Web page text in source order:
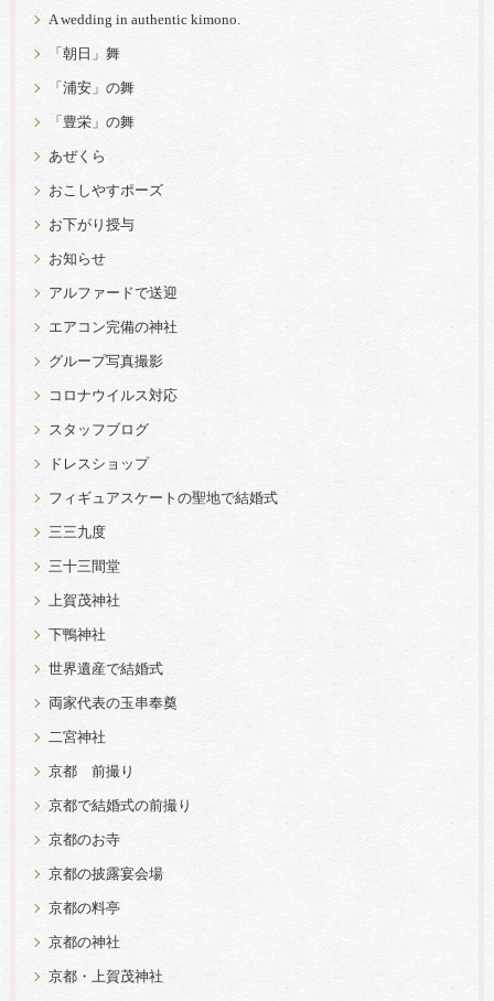
A wedding in authentic kimono.
「朝日」舞
「浦安」の舞
「豊栄」の舞
あぜくら
おこしやすポーズ
お下がり授与
お知らせ
アルファードで送迎
エアコン完備の神社
グループ写真撮影
コロナウイルス対応
スタッフブログ
ドレスショップ
フィギュアスケートの聖地で結婚式
三三九度
三十三間堂
上賀茂神社
下鴨神社
世界遺産で結婚式
両家代表の玉串奉奠
二宮神社
京都 前撮り
京都で結婚式の前撮り
京都のお寺
京都の披露宴会場
京都の料亭
京都の神社
京都・上賀茂神社